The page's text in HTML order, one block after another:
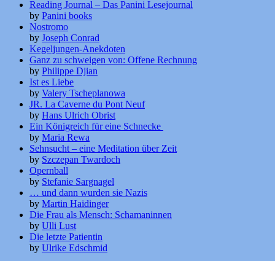
Reading Journal – Das Panini Lesejournal
by Panini books
Nostromo
by Joseph Conrad
Kegeljungen-Anekdoten
Ganz zu schweigen von: Offene Rechnung
by Philippe Djian
Ist es Liebe
by Valery Tscheplanowa
JR. La Caverne du Pont Neuf
by Hans Ulrich Obrist
Ein Königreich für eine Schnecke
by Maria Rewa
Sehnsucht – eine Meditation über Zeit
by Szczepan Twardoch
Opernball
by Stefanie Sargnagel
… und dann wurden sie Nazis
by Martin Haidinger
Die Frau als Mensch: Schamaninnen
by Ulli Lust
Die letzte Patientin
by Ulrike Edschmid